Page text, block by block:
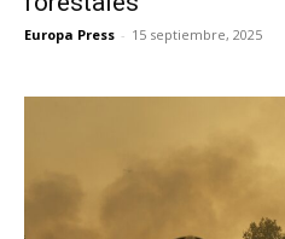
Europa Press - 15 septiembre, 2025